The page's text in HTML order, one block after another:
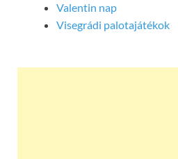
Valentin nap
Visegrádi palotajátékok